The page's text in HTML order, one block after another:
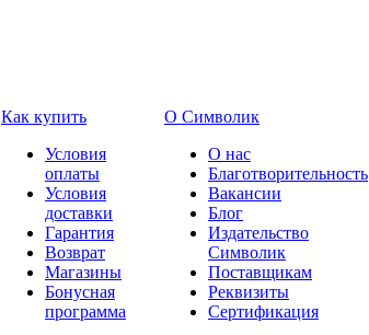
Как купить
Условия
оплаты
Условия
доставки
Гарантия
Возврат
Магазины
Бонусная
программа
О Символик
О нас
Благотворительность
Вакансии
Блог
Издательство
Символик
Поставщикам
Реквизиты
Сертификация